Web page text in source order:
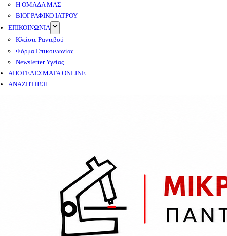
Η ΟΜΑΔΑ ΜΑΣ
ΒΙΟΓΡΑΦΙΚΟ ΙΑΤΡΟΥ
ΕΠΙΚΟΙΝΩΝΙΑ
Κλείστε Ραντεβού
Φόρμα Επικοινωνίας
Newsletter Υγείας
ΑΠΟΤΕΛΕΣΜΑΤΑ ONLINE
ΑΝΑΖΗΤΗΣΗ